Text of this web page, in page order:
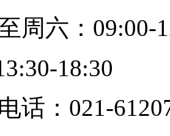
周六：09:00-
18:30
话：021-